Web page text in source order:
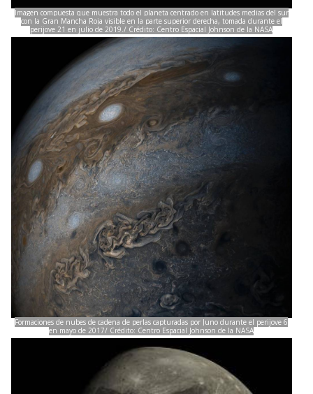
Imagen compuesta que muestra todo el planeta centrado en latitudes medias del sur
con la Gran Mancha Roja visible en la parte superior derecha, tomada durante el
perijove 21 en julio de 2019./ Crédito: Centro Espacial Johnson de la NASA
Formaciones de nubes de cadena de perlas capturadas por Juno durante el perijove 6
en mayo de 2017/ Crédito: Centro Espacial Johnson de la NASA